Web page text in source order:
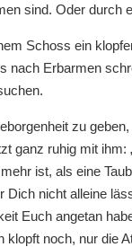
sind. Oder durch
Schoss ein
nach Erbarmen
zu
ganz ruhig mit
ist, als eine
Dich nicht alleine
Euch angetan
noch, nur die